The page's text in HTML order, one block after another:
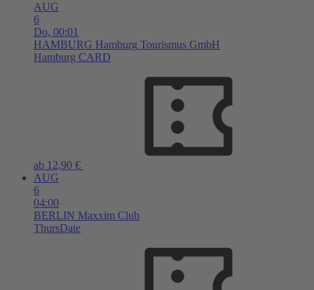
AUG
6
Do, 00:01
HAMBURG Hamburg Tourismus GmbH
Hamburg CARD
ab 12,90 €
AUG
6
04:00
BERLIN Maxxim Club
ThursDate